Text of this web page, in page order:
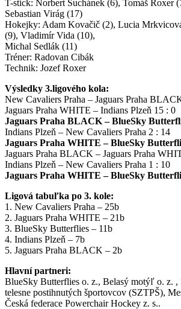
T-stick: Norbert Suchánek (6), Tomáš Roxer
Sebastian Virág (17)
Hokejky: Adam Kovačič (2), Lucia
(9), Vladimír Vida (10),
Michal Sedlák (11)
Tréner: Radovan Cibák
Technik: Jozef Roxer
Výsledky 3.ligového kola:
New Cavaliers Praha – Jaguars Praha
Jaguars Praha WHITE – Indians Plzeň 15 : 0
Jaguars Praha BLACK – BlueSky
Indians Plzeň – New Cavaliers Praha 2 : 14
Jaguars Praha WHITE – BlueSky
Jaguars Praha BLACK – Jaguars Praha
Indians Plzeň – New Cavaliers Praha 1 : 10
Jaguars Praha WHITE – BlueSky
Ligová tabuľka po 3. kole:
1. New Cavaliers Praha – 25b
2. Jaguars Praha WHITE – 21b
3. BlueSky Butterflies – 11b
4. Indians Plzeň – 7b
5. Jaguars Praha BLACK – 2b
Hlavní partneri:
BlueSky Butterflies o. z., Belasý motýľ o. z. ,
telesne postihnutých športovcov (SZTPŠ),
Česká federace Powerchair Hockey z. s..